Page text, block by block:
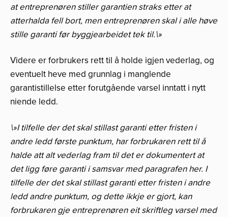
at entreprenøren stiller garantien straks etter at
atterhalda fell bort, men entreprenøren skal i alle høve
stille garanti før byggjearbeidet tek til.\»
Videre er forbrukers rett til å holde igjen vederlag, og
eventuelt heve med grunnlag i manglende
garantistillelse etter forutgående varsel inntatt i nytt
niende ledd.
\»I tilfelle der det skal stillast garanti etter fristen i
andre ledd første punktum, har forbrukaren rett til å
halde att alt vederlag fram til det er dokumentert at
det ligg føre garanti i samsvar med paragrafen her. I
tilfelle der det skal stillast garanti etter fristen i andre
ledd andre punktum, og dette ikkje er gjort, kan
forbrukaren gje entreprenøren eit skriftleg varsel med